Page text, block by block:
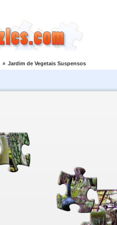
» Jardim de Vegetais Suspensos